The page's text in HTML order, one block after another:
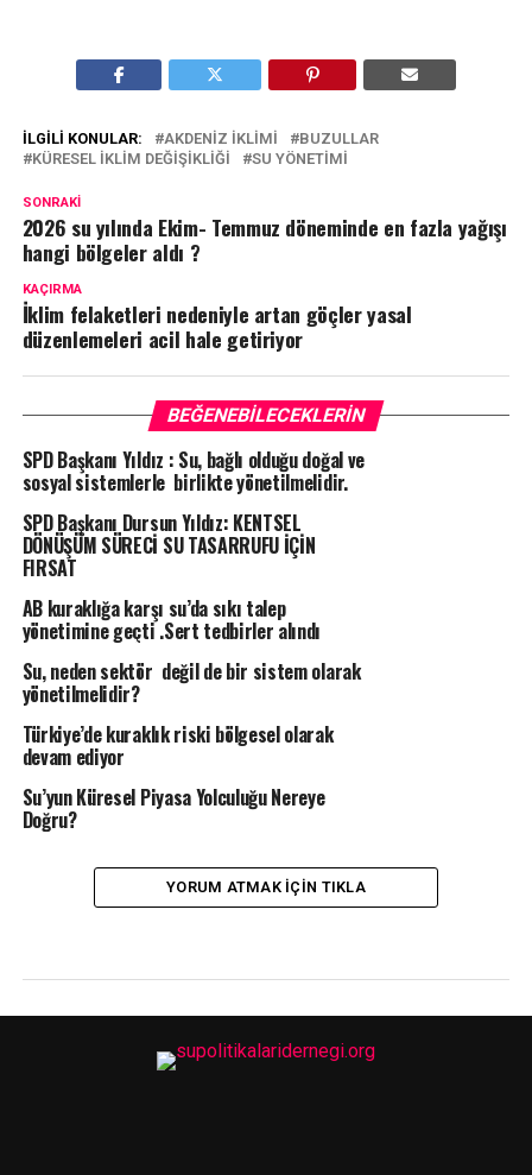
İLGILI KONULAR: AKDENIZ IKLIMI
BUZULLAR
KÜRESEL IKLIM DEĞIŞIKLIĞI
SU YÖNETIMI
SONRAKI
2026 su yılında Ekim- Temmuz döneminde en fazla yağışı
hangi bölgeler aldı ?
KAÇIRMA
İklim felaketleri nedeniyle artan göçler yasal
düzenlemeleri acil hale getiriyor
BEĞENEBILECEKLERIN
SPD Başkanı Yıldız : Su, bağlı olduğu doğal ve
sosyal sistemlerle birlikte yönetilmelidir.
SPD Başkanı Dursun Yıldız: KENTSEL
DÖNÜŞÜM SÜRECİ SU TASARRUFU İÇİN
FIRSAT
AB kuraklığa karşı su’da sıkı talep
yönetimine geçti .Sert tedbirler alındı
Su, neden sektör değil de bir sistem olarak
yönetilmelidir?
Türkiye’de kuraklık riski bölgesel olarak
devam ediyor
Su’yun Küresel Piyasa Yolculuğu Nereye
Doğru?
YORUM ATMAK IÇIN TIKLA